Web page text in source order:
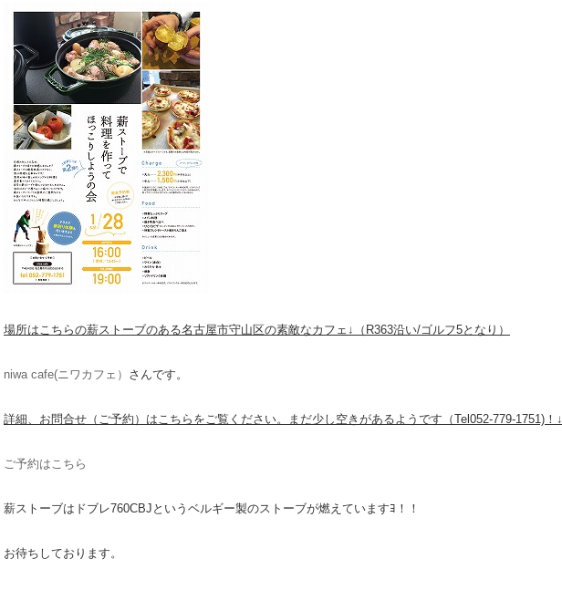
場所はこちらの薪ストーブのある名古屋市守山区の素敵なカフェ↓（R363沿い/ゴルフ5となり）
niwa cafe(ニワカフェ） さんです。
詳細、お問合せ（ご予約）はこちらをご覧ください。まだ少し空きがあるようです（Tel052-779-1751)！↓
ご予約はこちら
薪ストーブはドブレ760CBJというベルギー製のストーブが燃えていますﾖ！！
お待ちしております。